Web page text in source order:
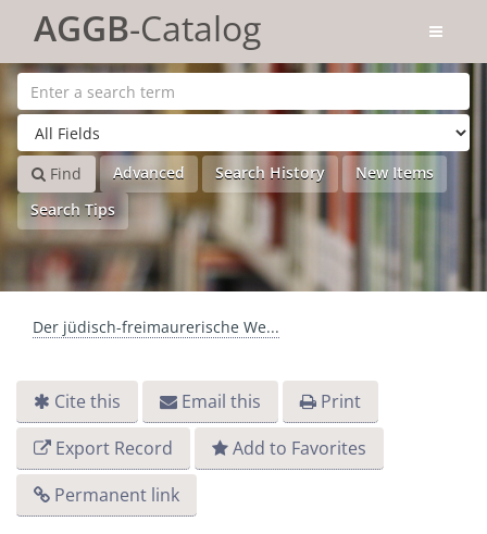
AGGB-Catalog
Find Advanced Search History
New Items
Search Tips
Der jüdisch-freimaurerische We...
Cite this Email this
Print
Export Record
Add to Favorites
Permanent link